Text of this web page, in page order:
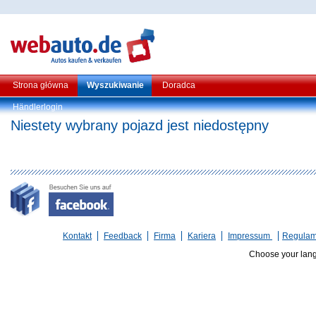
Strona główna Wyszukiwanie Doradca
Händlerlogin
Niestety wybrany pojazd jest niedostępny
Kontakt Feedback Firma Kariera Impressum
Choose your